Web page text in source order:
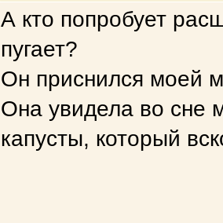
А кто попробует
пугает?
Он приснился моей
Она увидела во сне
капусты, который